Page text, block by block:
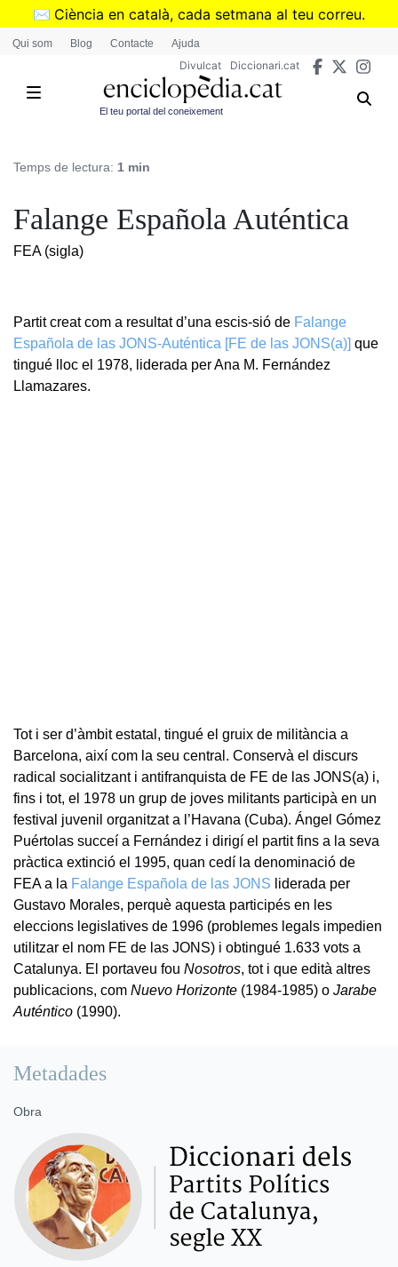
Vés
✉️ Ciència en català, cada setmana al teu correu.
➜Subscriu-te al butlletí de Divulcat
Qui som Blog Contacte Ajuda
Divulcat Diccionari.cat
El teu portal del coneixement
Temps de lectura: 1 min
Falange Española Auténtica
FEA (sigla)
Partit creat com a resultat d’una escis-sió de Falange
Española de las JONS-Auténtica [FE de las JONS(a)] que
tingué lloc el 1978, liderada per Ana M. Fernández
Llamazares.
Tot i ser d’àmbit estatal, tingué el gruix de militància a
Barcelona, així com la seu central. Conservà el discurs
radical socialitzant i antifranquista de FE de las JONS(a) i,
fins i tot, el 1978 un grup de joves militants participà en un
festival juvenil organitzat a l’Havana (Cuba). Ángel Gómez
Puértolas succeí a Fernández i dirigí el partit fins a la seva
pràctica extinció el 1995, quan cedí la denominació de
FEA a la Falange Española de las JONS liderada per
Gustavo Morales, perquè aquesta participés en les
eleccions legislatives de 1996 (problemes legals impedien
utilitzar el nom FE de las JONS) i obtingué 1.633 vots a
Catalunya. El portaveu fou Nosotros, tot i que edità altres
publicacions, com Nuevo Horizonte (1984-1985) o Jarabe
Auténtico (1990).
Metadades
Obra